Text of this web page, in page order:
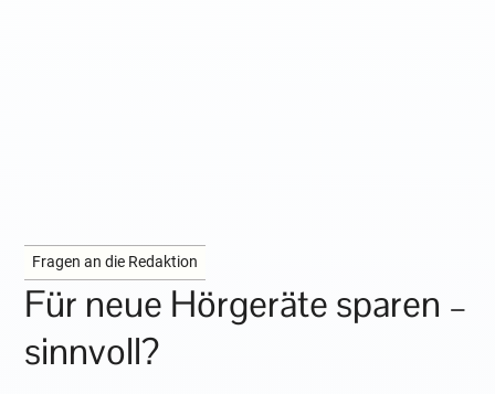
Fragen an die Redaktion
Für neue Hörgeräte sparen –
sinnvoll?